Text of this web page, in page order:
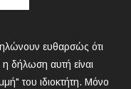
σε
νεκροί από Covid, 13
ευθαρσώς ότι
δήλωση αυτή είναι
του ιδιοκτήτη. Μόνο